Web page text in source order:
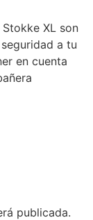
XL son
a tu
en cuenta
publicada.